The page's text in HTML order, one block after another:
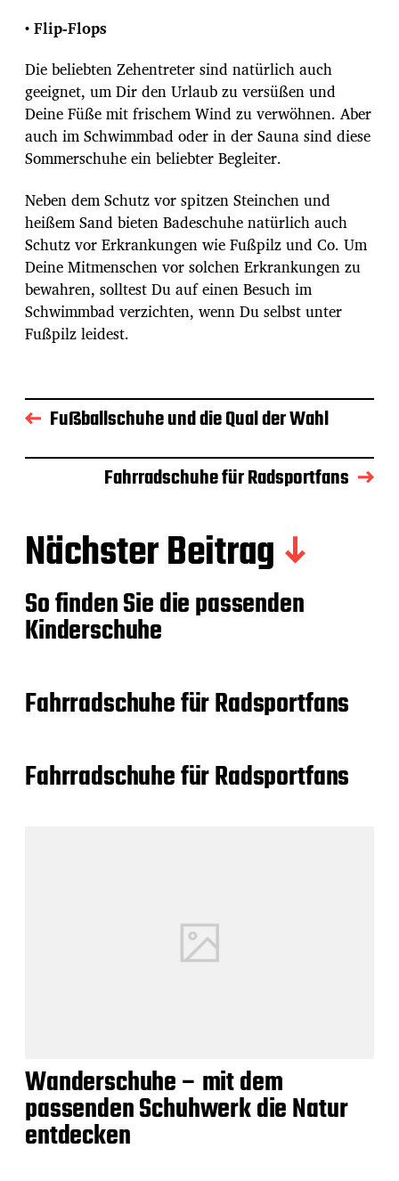
• Flip-Flops
Die beliebten Zehentreter sind natürlich auch
geeignet, um Dir den Urlaub zu versüßen und
Deine Füße mit frischem Wind zu verwöhnen. Aber
auch im Schwimmbad oder in der Sauna sind diese
Sommerschuhe ein beliebter Begleiter.
Neben dem Schutz vor spitzen Steinchen und
heißem Sand bieten Badeschuhe natürlich auch
Schutz vor Erkrankungen wie Fußpilz und Co. Um
Deine Mitmenschen vor solchen Erkrankungen zu
bewahren, solltest Du auf einen Besuch im
Schwimmbad verzichten, wenn Du selbst unter
Fußpilz leidest.
Fußballschuhe und die Qual der Wahl
Fahrradschuhe für Radsportfans
Nächster Beitrag
So finden Sie die passenden
Kinderschuhe
Fahrradschuhe für Radsportfans
Fahrradschuhe für Radsportfans
Wanderschuhe – mit dem
passenden Schuhwerk die Natur
entdecken